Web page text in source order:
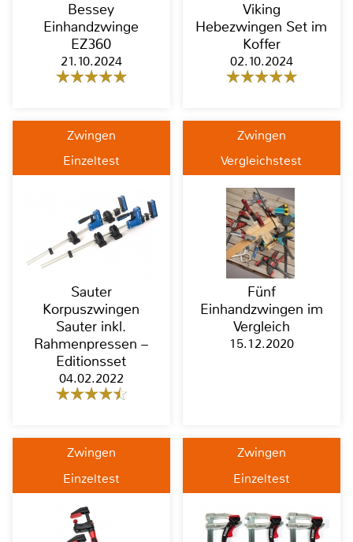
Bessey
Einhandzwinge
EZ360
21.10.2024
Viking
Hebezwingen Set im
Koffer
02.10.2024
Zwingen
Einzeltest
Sauter
Korpuszwingen
Sauter inkl.
Rahmenpressen –
Editionsset
04.02.2022
Zwingen
Vergleichstest
Fünf
Einhandzwingen im
Vergleich
15.12.2020
Zwingen
Einzeltest
Zwingen
Einzeltest